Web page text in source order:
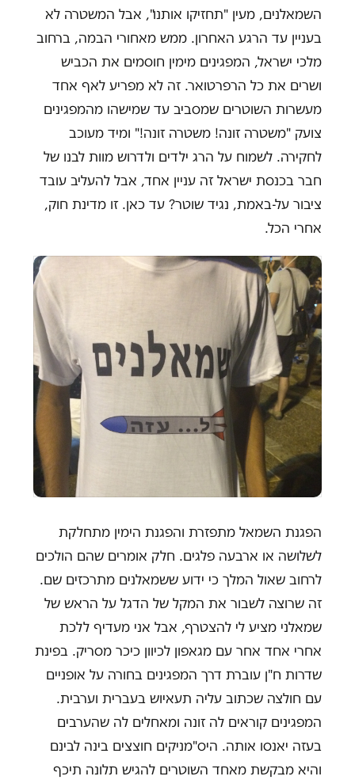
השמאלנים, מעין "תחזיקו אותנו", אבל המשטרה לא
בעניין עד הרגע האחרון. ממש מאחורי הבמה, ברחוב
מלכי ישראל, המפגינים מימין חוסמים את הכביש
ושרים את כל הרפרטואר. זה לא מפריע לאף אחד
מעשרות השוטרים שמסביב עד שמישהו מהמפגינים
צועק "משטרה זונה! משטרה זונה!" ומיד מעוכב
לחקירה. לשמוח על הרג ילדים ולדרוש מוות לבנו של
חבר בכנסת ישראל זה עניין אחד, אבל להעליב עובד
ציבור על-באמת, נגיד שוטר? עד כאן. זו מדינת חוק,
אחרי הכל.
הפגנת השמאל מתפזרת והפגנת הימין מתחלקת
לשלושה או ארבעה פלגים. חלק אומרים שהם הולכים
לרחוב שאול המלך כי ידוע ששמאלנים מתרכזים שם.
זה שרוצה לשבור את המקל של הדגל על הראש של
שמאלני מציע לי להצטרף, אבל אני מעדיף ללכת
אחרי אחד אחר עם מגאפון לכיוון כיכר מסריק. בפינת
שדרות ח"ן עוברת דרך המפגינים בחורה על אופניים
עם חולצה שכתוב עליה תעאיוש בעברית וערבית.
המפגינים קוראים לה זונה ומאחלים לה שהערבים
בעזה יאנסו אותה. היס"מניקים חוצצים בינה לבינם
והיא מבקשת מאחד השוטרים להגיש תלונה תיכף